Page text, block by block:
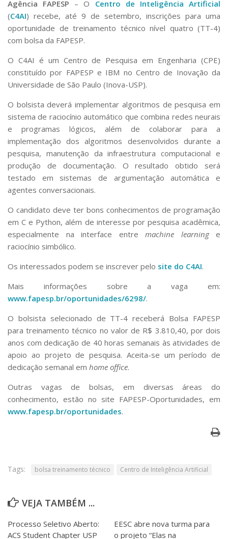
Serviços
Bibliotecas
Apoio ao Estudante
Segurança, Trânsito e Prevenção
Outros serviços
Comunicação
Aplicativos e Sites
Jornal da USP
Agenda de Eventos
Defesa de Teses
Agência FAPESP – O Centro de Inteligência Artificial
(C4AI) recebe, até 9 de setembro, inscrições para uma
oportunidade de treinamento técnico nível quatro (TT-4)
com bolsa da FAPESP.
O C4AI é um Centro de Pesquisa em Engenharia (CPE)
constituído por FAPESP e IBM no Centro de Inovação da
Universidade de São Paulo (Inova-USP).
O bolsista deverá implementar algoritmos de pesquisa em
sistema de raciocínio automático que combina redes neurais
e programas lógicos, além de colaborar para a
implementação dos algoritmos desenvolvidos durante a
pesquisa, manutenção da infraestrutura computacional e
produção de documentação. O resultado obtido será
testado em sistemas de argumentação automática e
agentes conversacionais.
O candidato deve ter bons conhecimentos de programação
em C e Python, além de interesse por pesquisa acadêmica,
especialmente na interface entre machine learninge
raciocínio simbólico.
Os interessados podem se inscrever pelo site do C4AI.
Mais informações sobre a vaga em:
www.fapesp.br/oportunidades/6298/.
O bolsista selecionado de TT-4 receberá Bolsa FAPESP
para treinamento técnico no valor de R$ 3.810,40, por dois
anos com dedicação de 40 horas semanais às atividades de
apoio ao projeto de pesquisa. Aceita-se um período de
dedicação semanal em home office.
Outras vagas de bolsas, em diversas áreas do
conhecimento, estão no site FAPESP-Oportunidades, em
www.fapesp.br/oportunidades.
Tags: bolsa treinamento técnico Centro de Inteligência Artificial
VEJA TAMBÉM ...
Processo Seletivo Aberto:
ACS Student Chapter USP
EESC abre nova turma para
o projeto “Elas na